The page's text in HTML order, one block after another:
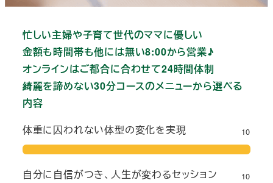
忙しい主婦や子育て世代のママに優しい
金額も時間帯も他には無い8:00から営業♪
オンラインはご都合に合わせて24時間体制
綺麗を諦めない30分コースのメニューから選べる
内容
体重に囚われない体型の変化を実現
10
自分に自信がつき、人生が変わるセッション 10